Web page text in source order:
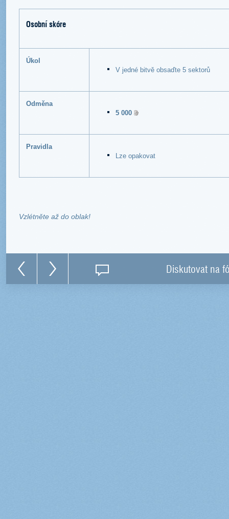
Osobní skóre
Úkol
V jedné bitvě obsaďte 5 sektorů
Odměna
5 000
Pravidla
Lze opakovat
Vzlétněte až do oblak!
Diskutovat na